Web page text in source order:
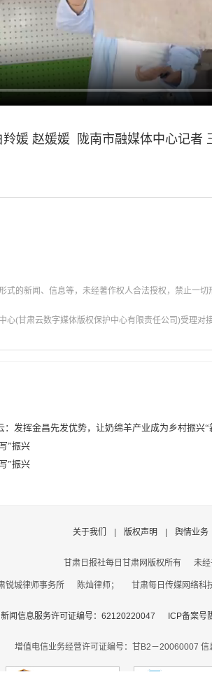
赵媛媛 陇南市融媒体中心记者
的新闻、信息等，未经著作权人合法授权，禁止一
心(甘肃云数字媒体版权保护中心有限责任公司)受理
发挥金昌先发优势，让奶绵羊产业成为乡村振兴“
”振兴
”振兴
关于我们 版权声明 舆情业务
甘肃日报社每日甘肃网版权所有 未
肃锐城律师事务所 陈灿律师； 甘肃每日传媒网络
新闻信息服务许可证编号：62120220047 ICP备案号
增值电信业务经营许可证编号：甘B2－20060007 信